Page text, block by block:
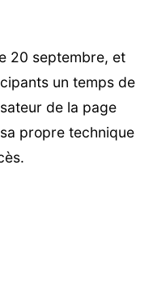
20 septembre, et
un temps de
de la page
propre technique